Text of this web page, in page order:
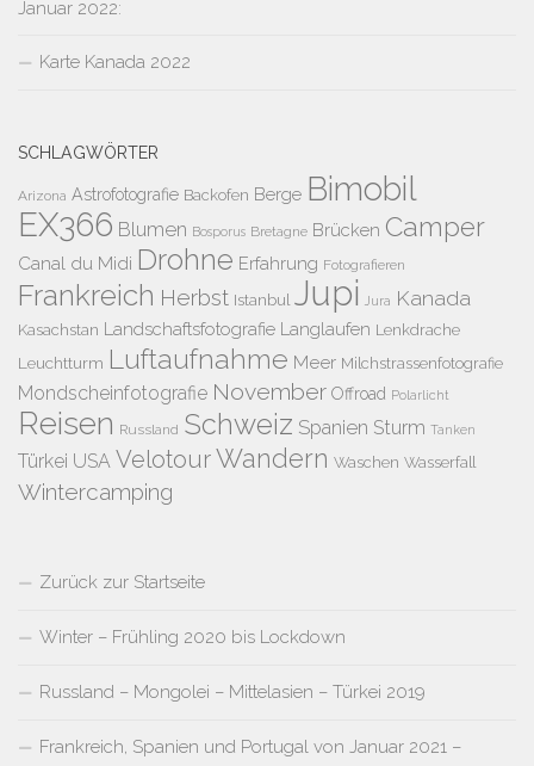
Januar 2022:
Karte Kanada 2022
SCHLAGWÖRTER
Arizona Astrofotografie Backofen Berge Bimobil
EX366 Blumen Bosporus Bretagne Brücken Camper
Canal du Midi Drohne Erfahrung Fotografieren
Frankreich Herbst Istanbul Jupi Jura Kanada
Kasachstan Landschaftsfotografie Langlaufen Lenkdrache
Leuchtturm Luftaufnahme Meer Milchstrassenfotografie
Mondscheinfotografie November Offroad Polarlicht
Reisen Russland Schweiz Spanien Sturm Tanken
Türkei USA VelotourWandern Waschen Wasserfall
Wintercamping
Zurück zur Startseite
Winter – Frühling 2020 bis Lockdown
Russland – Mongolei – Mittelasien – Türkei 2019
Frankreich, Spanien und Portugal von Januar 2021 –